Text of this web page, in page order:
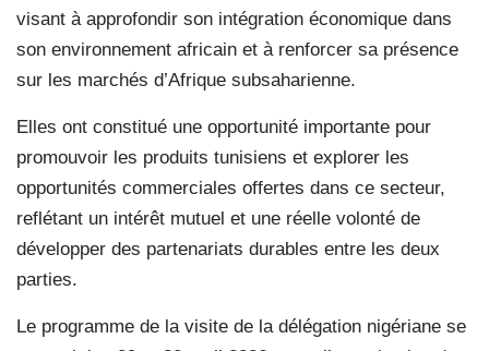
visant à approfondir son intégration économique dans
son environnement africain et à renforcer sa présence
sur les marchés d’Afrique subsaharienne.
Elles ont constitué une opportunité importante pour
promouvoir les produits tunisiens et explorer les
opportunités commerciales offertes dans ce secteur,
reflétant un intérêt mutuel et une réelle volonté de
développer des partenariats durables entre les deux
parties.
Le programme de la visite de la délégation nigériane se